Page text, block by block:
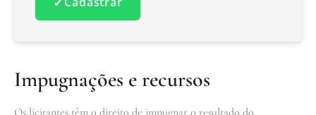
Impugnações e recursos
Os licitantes têm o direito de impugnar o resultado do